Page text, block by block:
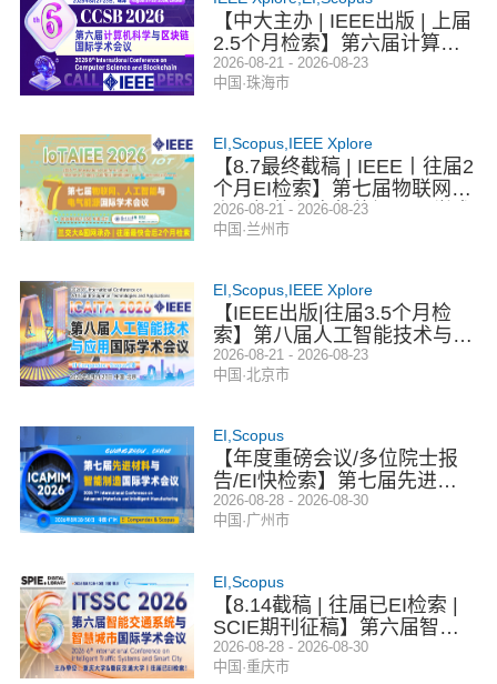
【中大主办 | IEEE出版 | 上届
2.5个月检索】第六届计算机
科学与区块链国际学术会议
（CCSB 2026）
2026-08-21 - 2026-08-23
中国·珠海市
EI,Scopus,IEEE Xplore
【8.7最终截稿 | IEEE丨往届2
个月EI检索】第七届物联网、
人工智能与电气能源国际学术
会议（IoTAIEE 2026）
2026-08-21 - 2026-08-23
中国·兰州市
EI,Scopus,IEEE Xplore
【IEEE出版|往届3.5个月检
索】第八届人工智能技术与应
用国际学术会议（ICAITA 202
6）
2026-08-21 - 2026-08-23
中国·北京市
EI,Scopus
【年度重磅会议/多位院士报
告/EI快检索】第七届先进材
料与智能制造国际学术会议
（ICAMIM 2026）
2026-08-28 - 2026-08-30
中国·广州市
EI,Scopus
【8.14截稿 | 往届已EI检索 |
SCIE期刊征稿】第六届智能
交通系统与智慧城市国际学术
会议（ITSSC 2026）
2026-08-28 - 2026-08-30
中国·重庆市